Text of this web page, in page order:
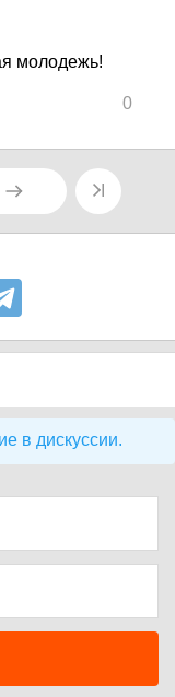
молодежь!
0
в дискуссии.